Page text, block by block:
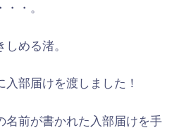
・。
める渚。
部届けを渡しました！
名前が書かれた入部届けを手